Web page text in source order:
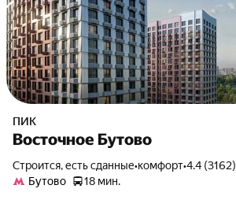
ПИК
Восточное Бутово
Строится, есть сданные•комфорт•4.4 (3162)
Бутово
18 мин.